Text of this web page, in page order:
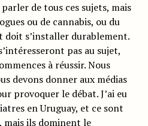
de tous ces sujets, mais
ou de cannabis, ou du
doit s’installer durablement.
pas au sujet,
à réussir. Nous
devons donner aux médias
provoquer le débat. J’ai eu
en Uruguay, et ce sont
mais ils dominent le